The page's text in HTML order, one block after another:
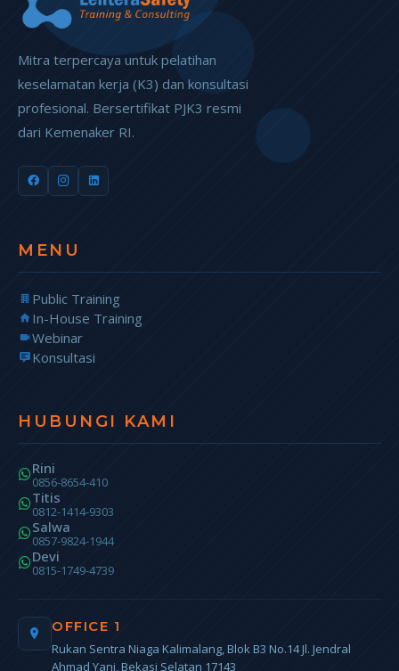
Mitra terpercaya untuk pelatihan
keselamatan kerja (K3) dan konsultasi
profesional. Bersertifikat PJK3 resmi
dari Kemenaker RI.
MENU
Public Training
In-House Training
Webinar
Konsultasi
HUBUNGI KAMI
Rini
0856-8654-410
Titis
0812-1414-9303
Salwa
0857-9824-1944
Devi
0815-1749-4739
OFFICE 1
Rukan Sentra Niaga Kalimalang, Blok B3 No.14 Jl. Jendral
Ahmad Yani, Bekasi Selatan 17143